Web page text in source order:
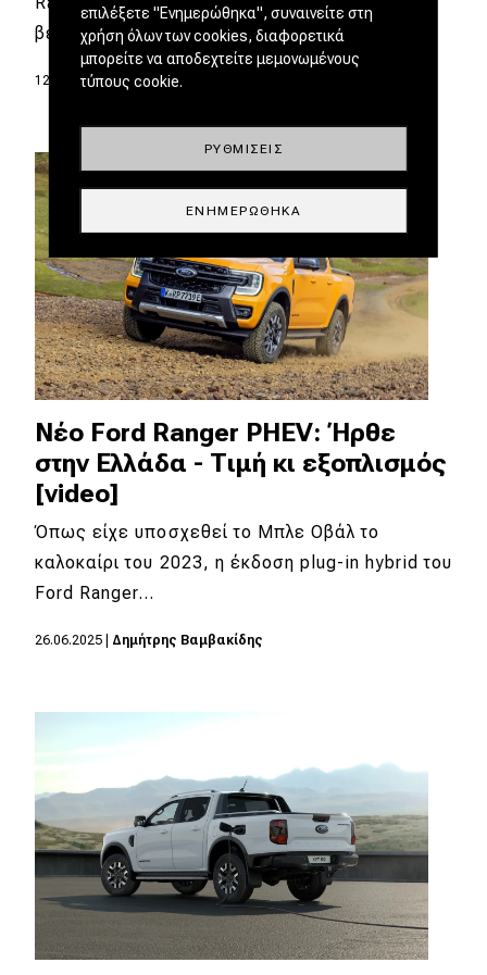
βενζινοκινητήρα με έναν…
12.07.2025|Σπύρος Ντόκος
Νέο Ford Ranger PHEV: Ήρθε
στην Ελλάδα - Τιμή κι εξοπλισμός
[video]
Όπως είχε υποσχεθεί το Μπλε Οβάλ το
καλοκαίρι του 2023, η έκδοση plug-in hybrid του
Ford Ranger…
26.06.2025 Δημήτρης Βαμβακίδης
επιλέξετε "Ενημερώθηκα", συναινείτε στη
χρήση όλων των cookies, διαφορετικά
μπορείτε να αποδεχτείτε μεμονωμένους
τύπους cookie.
ΡΥΘΜΊΣΕΙΣ
ΕΝΗΜΕΡΏΘΗΚΑ